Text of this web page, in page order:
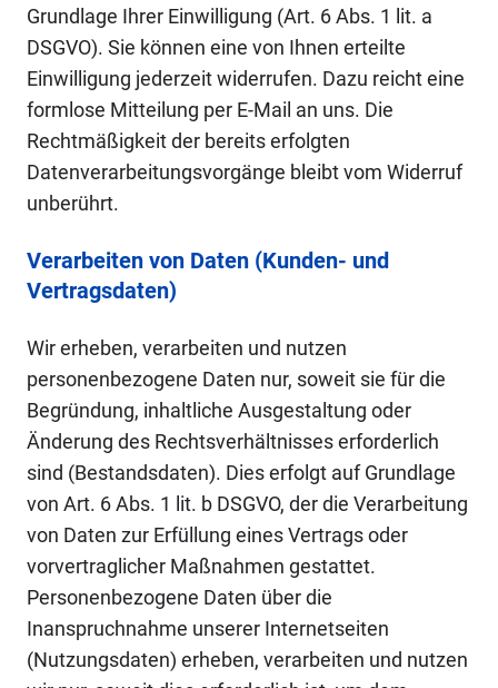
Grundlage Ihrer Einwilligung (Art. 6 Abs. 1 lit. a
DSGVO). Sie können eine von Ihnen erteilte
Einwilligung jederzeit widerrufen. Dazu reicht eine
formlose Mitteilung per E-Mail an uns. Die
Rechtmäßigkeit der bereits erfolgten
Datenverarbeitungsvorgänge bleibt vom Widerruf
unberührt.
Verarbeiten von Daten (Kunden- und
Vertragsdaten)
Wir erheben, verarbeiten und nutzen
personenbezogene Daten nur, soweit sie für die
Begründung, inhaltliche Ausgestaltung oder
Änderung des Rechtsverhältnisses erforderlich
sind (Bestandsdaten). Dies erfolgt auf Grundlage
von Art. 6 Abs. 1 lit. b DSGVO, der die Verarbeitung
von Daten zur Erfüllung eines Vertrags oder
vorvertraglicher Maßnahmen gestattet.
Personenbezogene Daten über die
Inanspruchnahme unserer Internetseiten
(Nutzungsdaten) erheben, verarbeiten und nutzen